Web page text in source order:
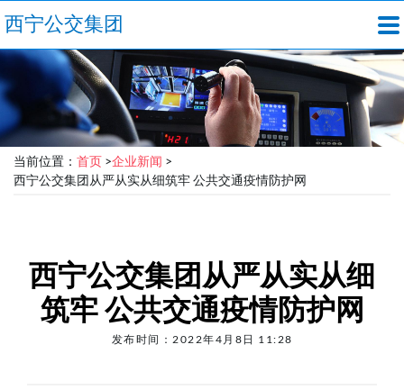
西宁公交集团
当前位置： 首页 >企业新闻 >
西宁公交集团从严从实从细筑牢 公共交通疫情防护网
西宁公交集团从严从实从细
筑牢 公共交通疫情防护网
发布时间：2022年4月8日 11:28